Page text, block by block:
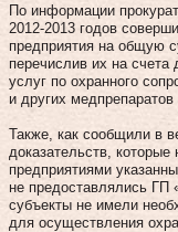
По информации
2012-2013 годов
предприятия на общую
перечислив их на счета
услуг по охранного
и других медпрепаратов
Также, как сообщили в
доказательств,
предприятиями
не предоставлялись ГП
субъекты не имели
для осуществления